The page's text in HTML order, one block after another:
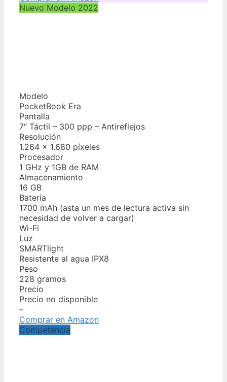
Nuevo Modelo 2022
Modelo
PocketBook Era
Pantalla
7″ Táctil – 300 ppp – Antireflejos
Resolución
1.264 x 1.680 píxeles
Procesador
1 GHz y 1GB de RAM
Almacenamiento
16 GB
Batería
1700 mAh (asta un mes de lectura activa sin
necesidad de volver a cargar)
Wi-Fi
Luz
SMARTlight
Resistente al agua IPX8
Peso
228 gramos
Precio
Precio no disponible
–
Comprar en Amazon
Competencia